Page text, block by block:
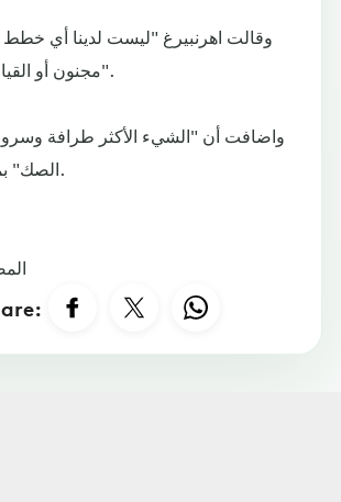
وقالت اهرنبيرغ "ليست لدينا أي
مجنون أو القيام برحلات كبرى".
واضافت أن "الشيء الأكثر طرافة
الصك" بمجمله في البنك.